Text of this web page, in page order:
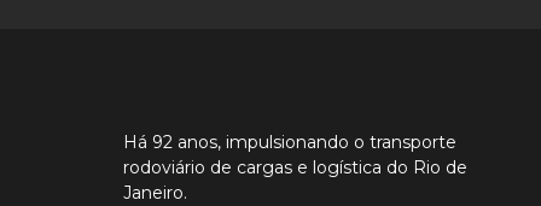
Há 92 anos, impulsionando o transporte
rodoviário de cargas e logística do Rio de
Janeiro.